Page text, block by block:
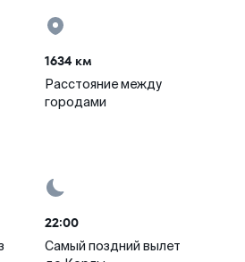
1634 км
Расстояние между
городами
22:00
Самый поздний вылет